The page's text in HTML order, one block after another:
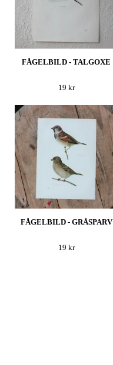
FÅGELBILD - TALGOXE
19 kr
FÅGELBILD - GRÅSPARV
19 kr